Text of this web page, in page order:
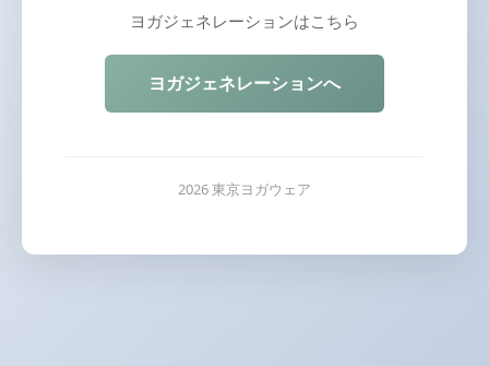
ヨガジェネレーションはこちら
ヨガジェネレーションへ
2026 東京ヨガウェア